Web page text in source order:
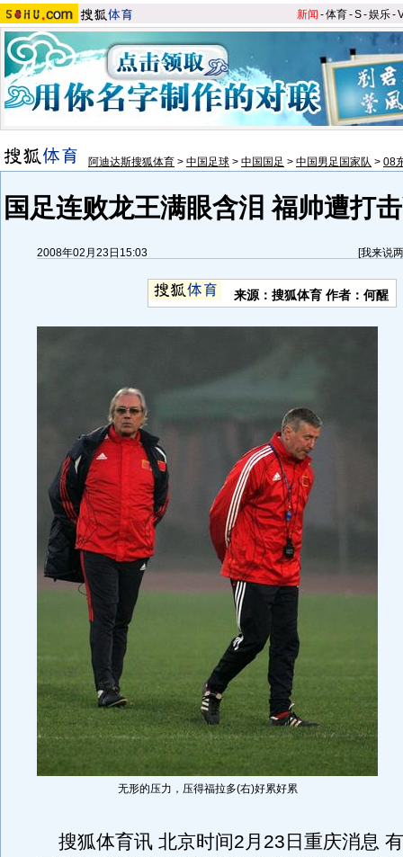
新闻 -体育-S-娱乐-
阿迪达斯搜狐体育 > 中国足球 > 中国国足 > 中国男足国家队 > 08
国足连败龙王满眼含泪 福帅遭打
2008年02月23日15:03 [我来说
来源：搜狐体育 作者：何醒
无形的压力，压得福拉多(右)好累好累
搜狐体育讯 北京时间2月23日重庆消息